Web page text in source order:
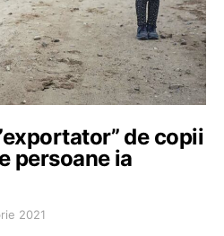
de copii
persoane ia
2021